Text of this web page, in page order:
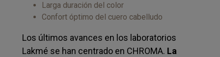
Larga duración del color
Confort óptimo del cuero cabelludo
Los últimos avances en los laboratorios
Lakmé se han centrado en CHROMA. La